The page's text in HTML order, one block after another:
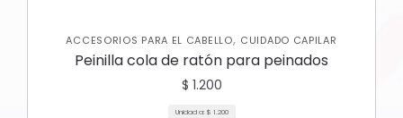
ACCESORIOS PARA EL CABELLO, CUIDADO CAPILAR
Peinilla cola de ratón para peinados
$ 1.200
Unidad a: $ 1.200